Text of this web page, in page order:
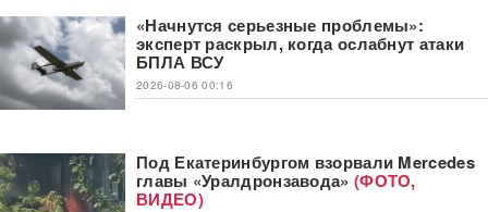
«Начнутся серьезные проблемы»:
эксперт раскрыл, когда ослабнут атаки
БПЛА ВСУ
2026-08-06 00:16
Под Екатеринбургом взорвали Mercedes
главы «Уралдронзавода» (ФОТО,
ВИДЕО)